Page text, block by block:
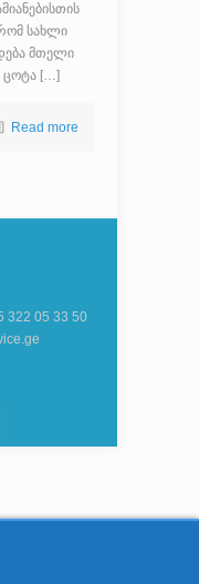
სახლი
მთელი
ცოტა […]
Read more
322 05 33 50